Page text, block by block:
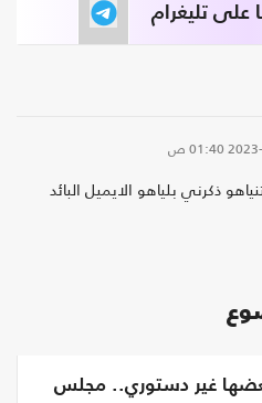
على تليغرام
01:40 ص
ذكرني بلياهو الايميل البائد
غير دستوري.. مجلس